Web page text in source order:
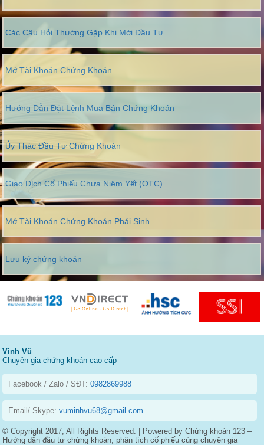
Các Câu Hỏi Thường Gặp Khi Mới Đầu Tư
Mở Tài Khoản Chứng Khoán
Hướng Dẫn Đặt Lệnh Mua Bán Chứng Khoán
Ủy Thác Đầu Tư Chứng Khoán
Giao Dịch Cổ Phiếu Chưa Niêm Yết (OTC)
Mở Tài Khoản Chứng Khoán Phái Sinh
Lưu ký chứng khoán
Vinh Vũ
Chuyên gia chứng khoán cao cấp
Facebook / Zalo / SĐT:0982869988
Email/ Skype:vuminhvu68@gmail.com
© Copyright 2017, All Rights Reserved. | Powered by Chứng khoán 123 –
Hướng dẫn đầu tư chứng khoán, phân tích cổ phiếu cùng chuyên gia